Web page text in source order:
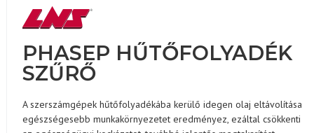
PHASEP HŰTŐFOLYADÉK
SZŰRŐ
A szerszámgépek hűtőfolyadékába kerülő idegen olaj eltávolítása
egészségesebb munkakörnyezetet eredményez, ezáltal csökkenti